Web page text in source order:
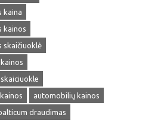
kaina
kainos
skaičiuoklė
automobilių kainos
draudimas